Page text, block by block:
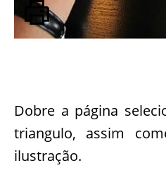
Dobre a página
triangulo, assim
ilustração.